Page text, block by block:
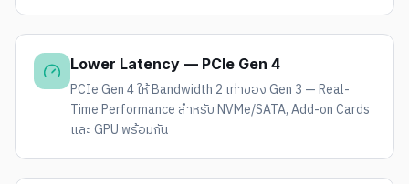
Lower Latency — PCIe Gen 4
PCIe Gen 4 ให้ Bandwidth 2 เท่าของ Gen 3 — Real-
Time Performance สำหรับ NVMe/SATA, Add-on Cards
และ GPU พร้อมกัน